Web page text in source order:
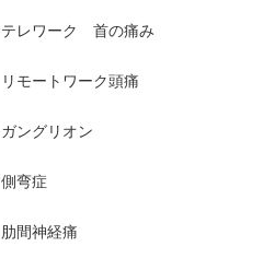
テレワーク 首の痛み
リモートワーク頭痛
ガングリオン
側弯症
肋間神経痛